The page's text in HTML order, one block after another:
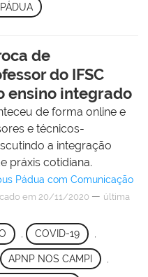
de
do IFSC
ensino integrado
de forma online e
e técnicos-
a integração
práxis cotidiana.
Pádua com Comunicação
em 20/11/2020 — última
, COVID-19 ,
APNP NOS CAMPI